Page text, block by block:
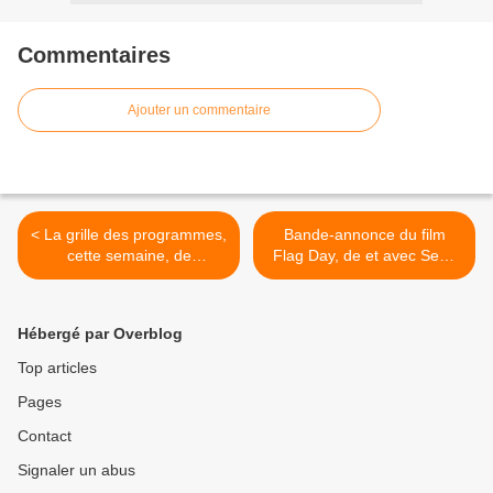
Commentaires
Ajouter un commentaire
< La grille des programmes,
cette semaine, de
Culturebox, chaîne dédiée
Bande-annonce du film
Flag Day, de et avec Sean
Penn. >
Hébergé par Overblog
Top articles
Pages
Contact
Signaler un abus